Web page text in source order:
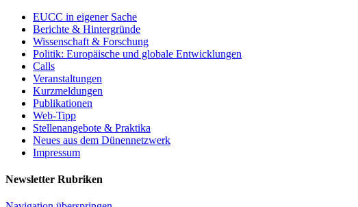
EUCC in eigener Sache
Berichte & Hintergründe
Wissenschaft & Forschung
Politik: Europäische und globale Entwicklungen
Calls
Veranstaltungen
Kurzmeldungen
Publikationen
Web-Tipp
Stellenangebote & Praktika
Neues aus dem Dünennetzwerk
Impressum
Newsletter Rubriken